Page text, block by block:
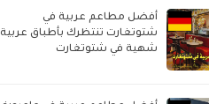
أفضل مطاعم عربية في
شتوتغارت تنتظرك بأطباق عربية
شهية في شتوتغارت